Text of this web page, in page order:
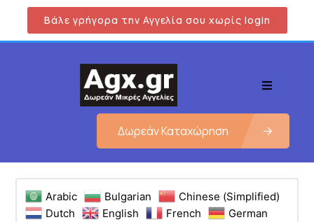
Βάλε γρήγορα την Αγγελία σου χωρίς login
Δωρεάν Καταχώρηση
Arabic Bulgarian
Chinese (Simplified)
Dutch
English French
German